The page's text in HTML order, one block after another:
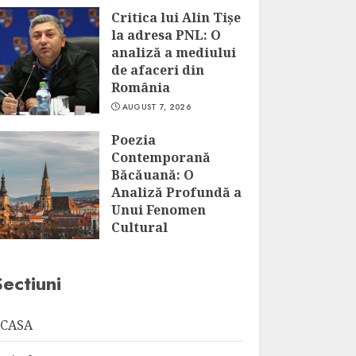
Critica lui Alin Tișe
la adresa PNL: O
analiză a mediului
de afaceri din
România
AUGUST 7, 2026
Poezia
Contemporană
Băcăuană: O
Analiză Profundă a
Unui Fenomen
Cultural